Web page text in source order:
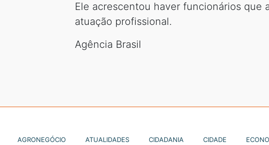
Ele acrescentou haver funcionários que
atuação profissional.
Agência Brasil
AGRONEGÓCIO ATUALIDADES CIDADANIA CIDADE